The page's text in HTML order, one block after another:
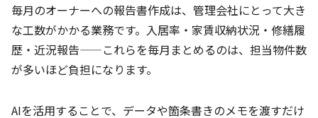
毎月のオーナーへの報告書作成は、管理会社にとって大き
な工数がかかる業務です。入居率・家賃収納状況・修繕履
歴・近況報告——これらを毎月まとめるのは、担当物件数
が多いほど負担になります。
AIを活用することで、データや箇条書きのメモを渡すだけ